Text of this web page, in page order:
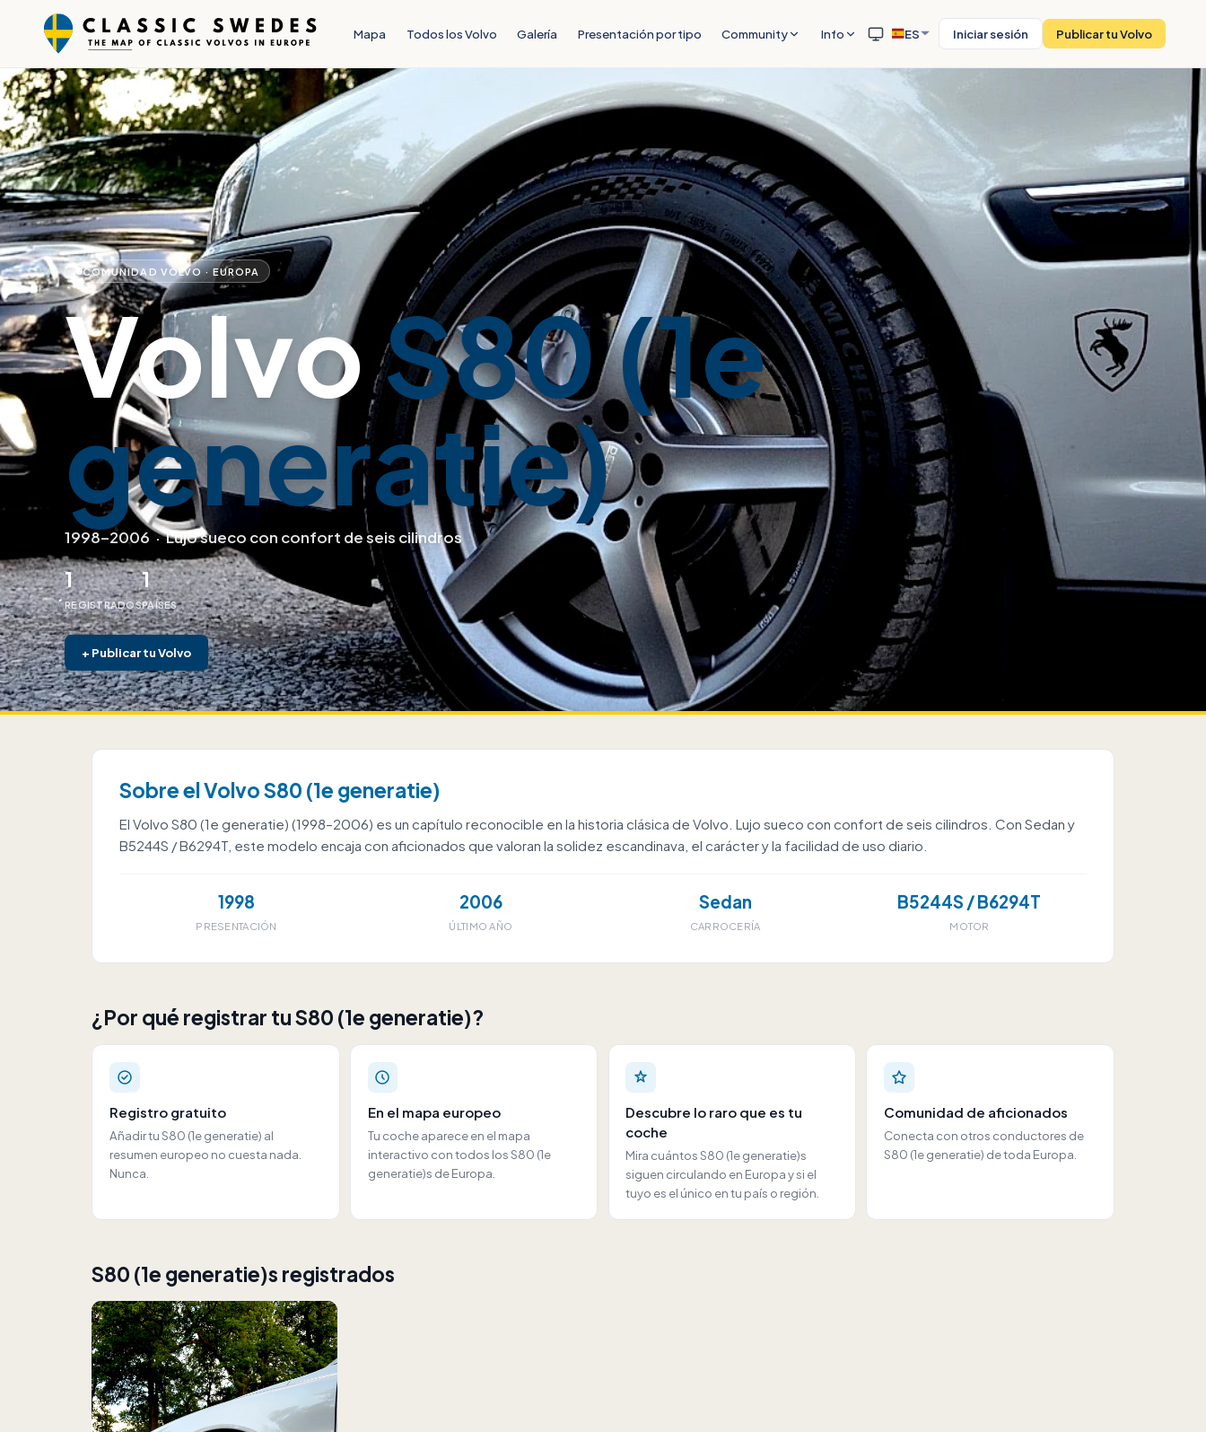
Mapa Todos los Volvo Galería Presentación por tipo Community Info ES Iniciar sesión Publicar tu Volvo
COMUNIDAD VOLVO · EUROPA
VolvoS80 (1e
generatie)
1998–2006·Lujo sueco con confort de seis cilindros
1
REGISTRADOS
1
PAÍSES
+ Publicar tu Volvo
Sobre el Volvo S80 (1e generatie)
El Volvo S80 (1e generatie) (1998–2006) es un capítulo reconocible en la historia clásica de Volvo. Lujo sueco con confort de seis cilindros. Con Sedan y
B5244S / B6294T, este modelo encaja con aficionados que valoran la solidez escandinava, el carácter y la facilidad de uso diario.
1998
PRESENTACIÓN
2006
ÚLTIMO AÑO
Sedan
CARROCERÍA
B5244S / B6294T
MOTOR
¿Por qué registrar tu S80 (1e generatie)?
Registro gratuito
Añadir tu S80 (1e generatie) al
resumen europeo no cuesta nada.
Nunca.
En el mapa europeo
Tu coche aparece en el mapa
interactivo con todos los S80 (1e
generatie)s de Europa.
Descubre lo raro que es tu
coche
Mira cuántos S80 (1e generatie)s
siguen circulando en Europa y si el
tuyo es el único en tu país o región.
Comunidad de aficionados
Conecta con otros conductores de
S80 (1e generatie) de toda Europa.
S80 (1e generatie)s registrados